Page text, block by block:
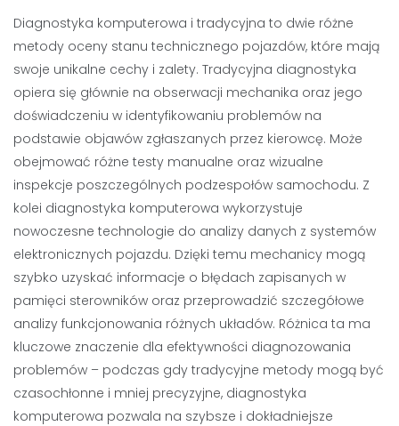
Diagnostyka komputerowa i tradycyjna to dwie różne
metody oceny stanu technicznego pojazdów, które mają
swoje unikalne cechy i zalety. Tradycyjna diagnostyka
opiera się głównie na obserwacji mechanika oraz jego
doświadczeniu w identyfikowaniu problemów na
podstawie objawów zgłaszanych przez kierowcę. Może
obejmować różne testy manualne oraz wizualne
inspekcje poszczególnych podzespołów samochodu. Z
kolei diagnostyka komputerowa wykorzystuje
nowoczesne technologie do analizy danych z systemów
elektronicznych pojazdu. Dzięki temu mechanicy mogą
szybko uzyskać informacje o błędach zapisanych w
pamięci sterowników oraz przeprowadzić szczegółowe
analizy funkcjonowania różnych układów. Różnica ta ma
kluczowe znaczenie dla efektywności diagnozowania
problemów – podczas gdy tradycyjne metody mogą być
czasochłonne i mniej precyzyjne, diagnostyka
komputerowa pozwala na szybsze i dokładniejsze